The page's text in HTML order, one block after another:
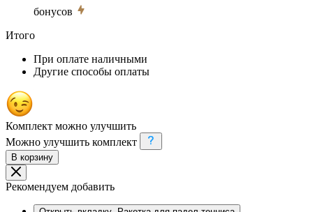
бонусов
Итого
При оплате наличными
Другие способы оплаты
Комплект можно улучшить
Можно улучшить комплект
В корзину
Рекомендуем добавить